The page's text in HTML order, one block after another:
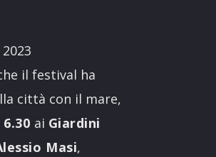
il festival ha
città con il mare,
ai Giardini
Masi,